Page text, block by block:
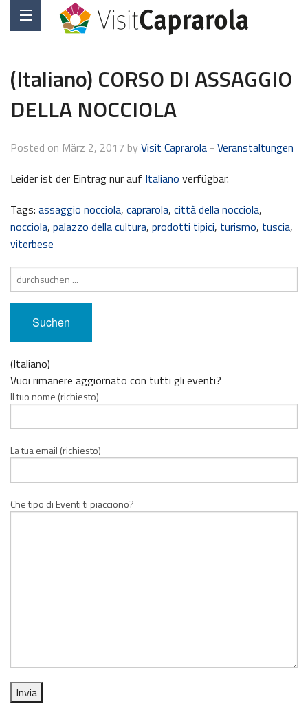
(Italiano) CORSO DI ASSAGGIO
DELLA NOCCIOLA
Posted on März 2, 2017 by Visit Caprarola - Veranstaltungen
Leider ist der Eintrag nur auf Italiano verfügbar.
Tags: assaggio nocciola, caprarola, città della nocciola,
nocciola, palazzo della cultura, prodotti tipici, turismo, tuscia,
viterbese
Suche
nach:
(Italiano)
Vuoi rimanere aggiornato con tutti gli eventi?
Il tuo nome (richiesto)
La tua email (richiesto)
Che tipo di Eventi ti piacciono?